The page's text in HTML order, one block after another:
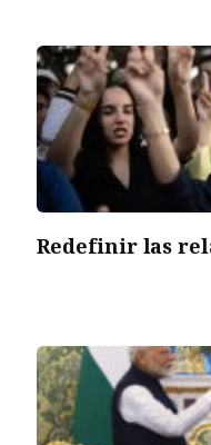
Redefinir las